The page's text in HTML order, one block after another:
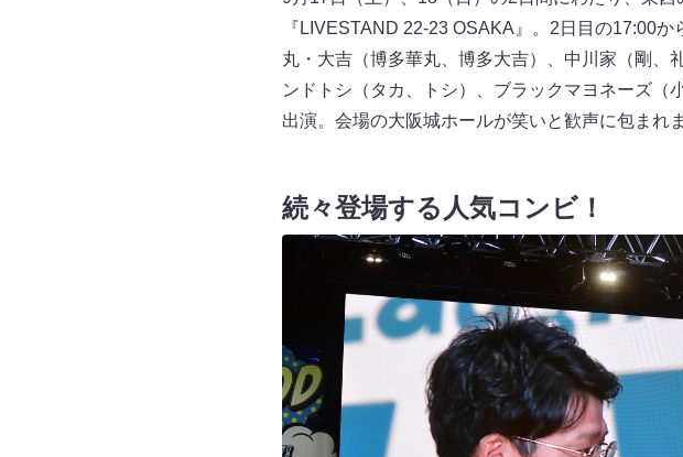
『LIVESTAND 22-23 OSAKA』。2日目の17:00
丸・大吉（博多華丸、博多大吉）、中川家（剛、
ンドトシ（タカ、トシ）、ブラックマヨネーズ
出演。会場の大阪城ホールが笑いと歓声に包まれま
続々登場する人気コンビ！